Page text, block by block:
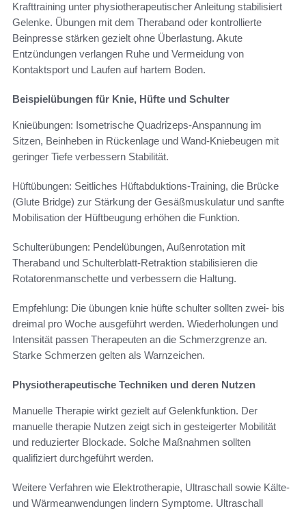
Krafttraining unter physiotherapeutischer Anleitung stabilisiert
Gelenke. Übungen mit dem Theraband oder kontrollierte
Beinpresse stärken gezielt ohne Überlastung. Akute
Entzündungen verlangen Ruhe und Vermeidung von
Kontaktsport und Laufen auf hartem Boden.
Beispielübungen für Knie, Hüfte und Schulter
Knieübungen: Isometrische Quadrizeps-Anspannung im
Sitzen, Beinheben in Rückenlage und Wand-Kniebeugen mit
geringer Tiefe verbessern Stabilität.
Hüftübungen: Seitliches Hüftabduktions-Training, die Brücke
(Glute Bridge) zur Stärkung der Gesäßmuskulatur und sanfte
Mobilisation der Hüftbeugung erhöhen die Funktion.
Schulterübungen: Pendelübungen, Außenrotation mit
Theraband und Schulterblatt-Retraktion stabilisieren die
Rotatorenmanschette und verbessern die Haltung.
Empfehlung: Die übungen knie hüfte schulter sollten zwei- bis
dreimal pro Woche ausgeführt werden. Wiederholungen und
Intensität passen Therapeuten an die Schmerzgrenze an.
Starke Schmerzen gelten als Warnzeichen.
Physiotherapeutische Techniken und deren Nutzen
Manuelle Therapie wirkt gezielt auf Gelenkfunktion. Der
manuelle therapie Nutzen zeigt sich in gesteigerter Mobilität
und reduzierter Blockade. Solche Maßnahmen sollten
qualifiziert durchgeführt werden.
Weitere Verfahren wie Elektrotherapie, Ultraschall sowie Kälte-
und Wärmeanwendungen lindern Symptome. Ultraschall